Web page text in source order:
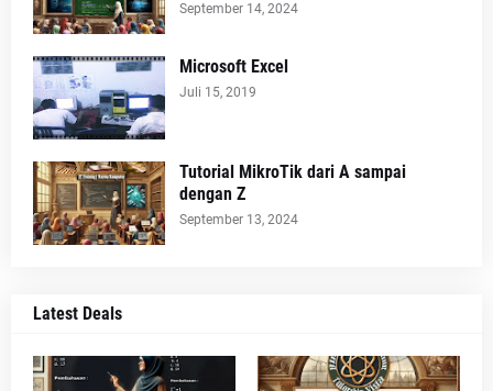
September 14, 2024
Microsoft Excel
Juli 15, 2019
Tutorial MikroTik dari A sampai
dengan Z
September 13, 2024
Latest Deals